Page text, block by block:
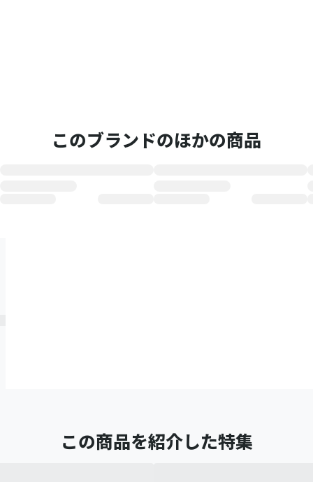
このブランドのほかの商品
この商品を紹介した特集